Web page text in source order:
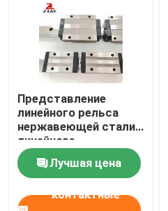
Представление
линейного рельса
нержавеющей стали
линейного
направляющего
блока 63мм ХГХ30
высокое идущее
Лучшая цена
контактные